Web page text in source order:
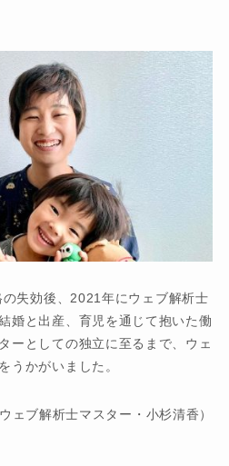
失効後、2021年にウェブ解析士
婚と出産、育児を通じて抱いた働
ーとしての独立に至るまで、ウェ
うかがいました。
ェブ解析士マスター・小杉清香）